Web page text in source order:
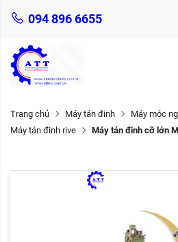
094 896 6655
Trang chủ Máy tán đinh
Máy móc
Máy tán đinh rive
Máy tán đinh cỡ lớn